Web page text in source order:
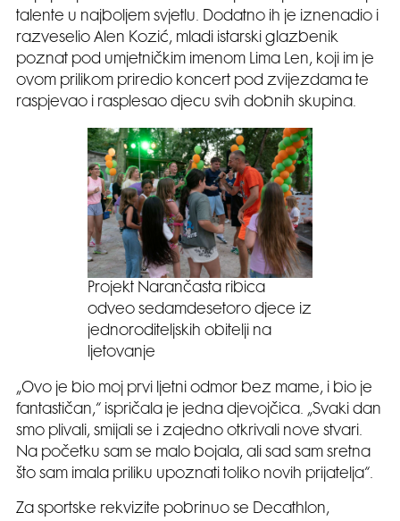
talente u najboljem svjetlu. Dodatno ih je iznenadio i
razveselio Alen Kozić, mladi istarski glazbenik
poznat pod umjetničkim imenom Lima Len, koji im je
ovom prilikom priredio koncert pod zvijezdama te
raspjevao i rasplesao djecu svih dobnih skupina.
Projekt Narančasta ribica
odveo sedamdesetoro djece iz
jednoroditeljskih obitelji na
ljetovanje
„Ovo je bio moj prvi ljetni odmor bez mame, i bio je
fantastičan,“ ispričala je jedna djevojčica. „Svaki dan
smo plivali, smijali se i zajedno otkrivali nove stvari.
Na početku sam se malo bojala, ali sad sam sretna
što sam imala priliku upoznati toliko novih prijatelja“.
Za sportske rekvizite pobrinuo se Decathlon,